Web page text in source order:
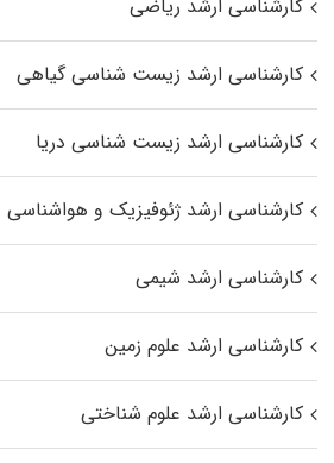
کارشناسی ارشد ریاضی
کارشناسی ارشد زیست‌ شناسی گیاهی
کارشناسی ارشد زیست‌ شناسی دریا
کارشناسی ارشد ژئوفیزیک و هواشناسی
کارشناسی ارشد شیمی
کارشناسی ارشد علوم زمین
کارشناسی ارشد علوم شناختی